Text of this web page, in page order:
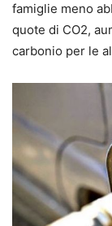
famiglie meno
quote di CO2,
carbonio per le